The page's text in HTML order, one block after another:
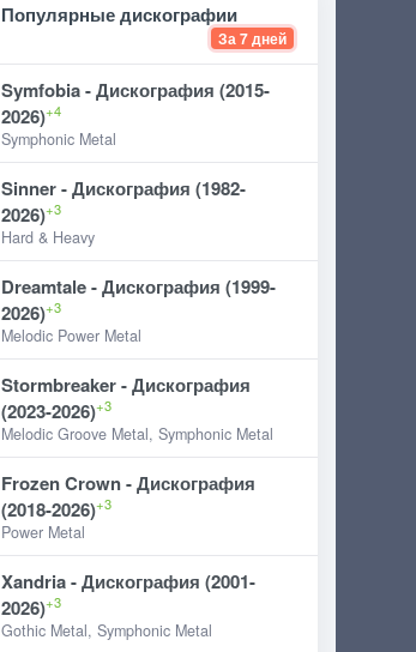
Популярные дискографии
За 7 дней
Symfobia - Дискография (2015-
2026)+4
Symphonic Metal
Sinner - Дискография (1982-
2026)+3
Hard & Heavy
Dreamtale - Дискография (1999-
2026)+3
Melodic Power Metal
Stormbreaker - Дискография
(2023-2026)+3
Melodic Groove Metal, Symphonic Metal
Frozen Crown - Дискография
(2018-2026)+3
Power Metal
Xandria - Дискография (2001-
2026)+3
Gothic Metal, Symphonic Metal